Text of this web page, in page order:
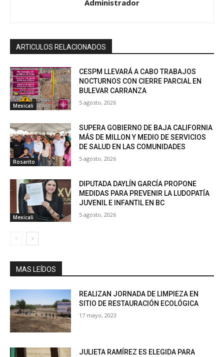
Administrador
ARTICULOS RELACIONADOS
Mexicali
CESPM LLEVARÁ A CABO TRABAJOS
NOCTURNOS CON CIERRE PARCIAL EN
BULEVAR CARRANZA
5 agosto, 2026
Rosarito
SUPERA GOBIERNO DE BAJA CALIFORNIA
MÁS DE MILLON Y MEDIO DE SERVICIOS
DE SALUD EN LAS COMUNIDADES
5 agosto, 2026
Mexicali
DIPUTADA DAYLÍN GARCÍA PROPONE
MEDIDAS PARA PREVENIR LA LUDOPATÍA
JUVENIL E INFANTIL EN BC
5 agosto, 2026
MAS LEÍDOS
REALIZAN JORNADA DE LIMPIEZA EN
SITIO DE RESTAURACIÓN ECOLÓGICA
17 mayo, 2023
JULIETA RAMÍREZ ES ELEGIDA PARA